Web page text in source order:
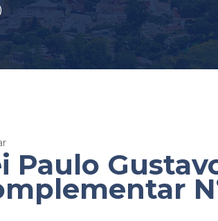
Paulo